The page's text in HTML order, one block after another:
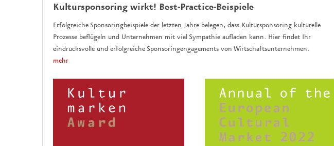
Kultursponsoring wirkt! Best-Practice-Beispiele
Erfolgreiche Sponsoringbeispiele der letzten Jahre belegen, dass Kultursponsoring kulturelle
Prozesse beflügeln und Unternehmen mit viel Sympathie aufladen kann. Hier findet Ihr
eindrucksvolle und erfolgreiche Sponsoringengagements von Wirtschaftsunternehmen.
mehr